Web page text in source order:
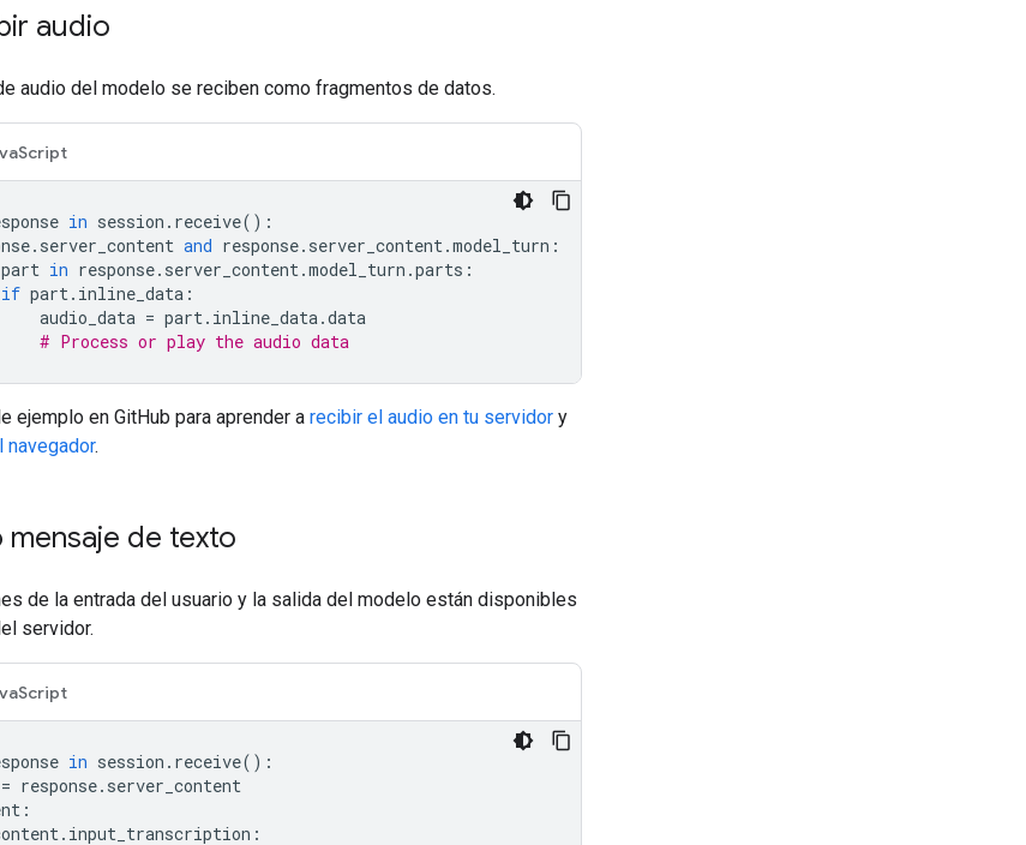
audio
audio del modelo se reciben como fragmentos de datos.
in session . receive():
. server_content and response. server_content.model_turn :
part in response. server_content.model_turn .parts :
if part. inline_data :
audio_data = part. inline_data.data
# Process or play the audio data
ejemplo en GitHub para aprender a recibir el audio en tu servidor y
navegador.
mensaje de texto
de la entrada del usuario y la salida del modelo están disponibles
servidor.
in session . receive():
= response. server_content
:
. input_transcription :